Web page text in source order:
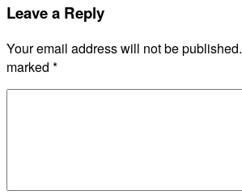
Leave a Reply
Your email address will not be published.
marked *